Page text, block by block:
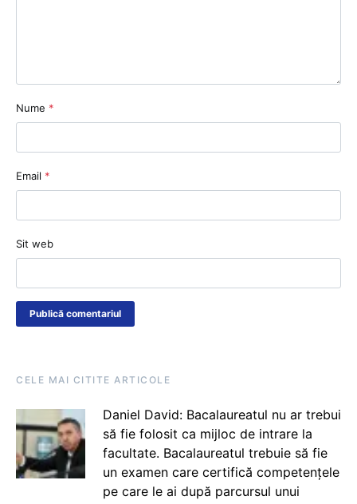
Nume *
Email *
Sit web
CELE MAI CITITE ARTICOLE
Daniel David: Bacalaureatul nu ar trebui
să fie folosit ca mijloc de intrare la
facultate. Bacalaureatul trebuie să fie
un examen care certifică competențele
pe care le ai după parcursul unui